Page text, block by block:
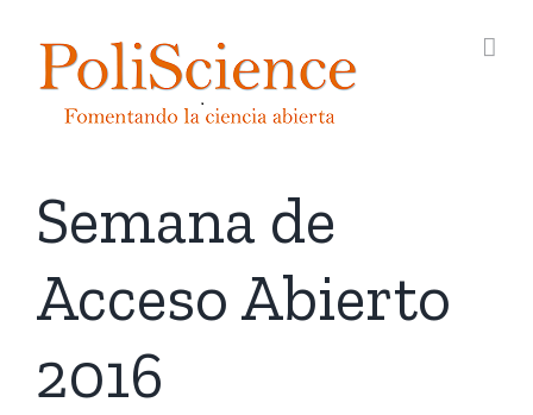
contenido
Semana de
Acceso Abierto
2016